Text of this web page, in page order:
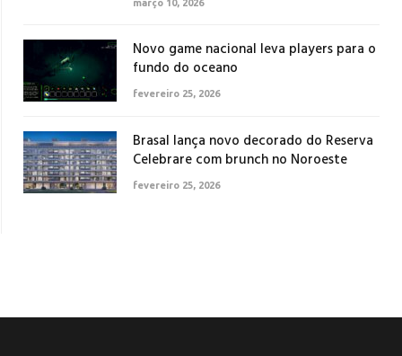
março 10, 2026
Novo game nacional leva players para o
fundo do oceano
fevereiro 25, 2026
Brasal lança novo decorado do Reserva
Celebrare com brunch no Noroeste
fevereiro 25, 2026